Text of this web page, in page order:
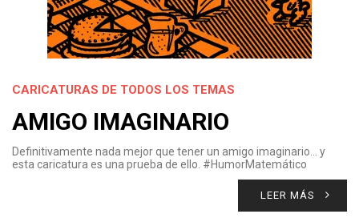
CARICATURAS DE TODOS LOS TEMAS
AMIGO IMAGINARIO
Definitivamente nada mejor que tener un amigo imaginario… y
esta caricatura es una prueba de ello. #HumorMatemático
LEER MÁS